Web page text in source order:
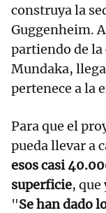
construya la
Guggenheim.
partiendo de
Mundaka,
pertenece a la
Para que el
pueda llevar a
esos casi
superficie, que
"Se han dado